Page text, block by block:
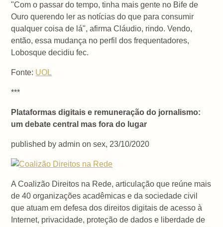
"Com o passar do tempo, tinha mais gente no Bife de
Ouro querendo ler as notícias do que para consumir
qualquer coisa de lá", afirma Cláudio, rindo. Vendo,
então, essa mudança no perfil dos frequentadores,
Lobosque decidiu fec.
Fonte: UOL
***
Plataformas digitais e remuneração do jornalismo:
um debate central mas fora do lugar
published by admin on sex, 23/10/2020
A Coalizão Direitos na Rede, articulação que reúne mais
de 40 organizações acadêmicas e da sociedade civil
que atuam em defesa dos direitos digitais de acesso à
Internet, privacidade, proteção de dados e liberdade de